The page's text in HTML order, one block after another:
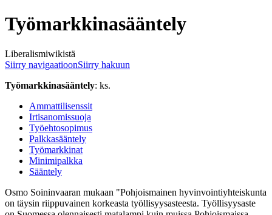
Työmarkkinasääntely
Liberalismiwikistä
Siirry navigaatioonSiirry hakuun
Työmarkkinasääntely: ks.
Ammattilisenssit
Irtisanomissuoja
Työehtosopimus
Palkkasääntely
Työmarkkinat
Minimipalkka
Sääntely
Osmo Soininvaaran mukaan "Pohjoismainen hyvinvointiyhteiskunta
on täysin riippuvainen korkeasta työllisyysasteesta. Työllisyysaste